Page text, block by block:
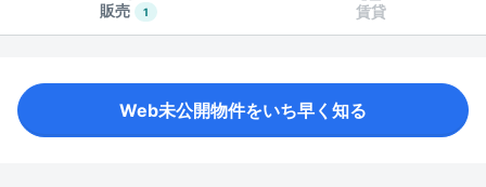
販売 1 賃貸
Web未公開物件をいち早く知る